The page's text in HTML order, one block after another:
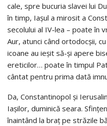
cale, spre bucuria slavei lui
în timp, Iașul a mirosit a
secolului al IV-lea – poate în
Aur, atunci când ortodocșii,
icoane au ieșit să-și apere
ereticilor… poate în timpul
cântat pentru prima dată
Da, Constantinopol și
Iașilor, duminică seara.
înaintând la braț pe străzile